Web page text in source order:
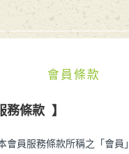
會員條款
務條款 】
會員服務條款所稱之「會員